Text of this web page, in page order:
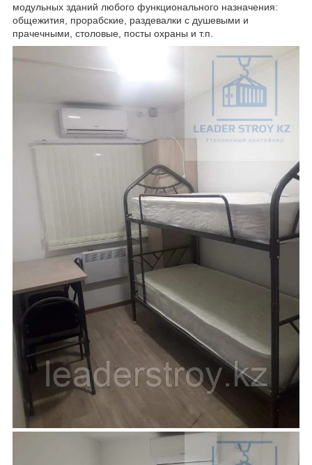
модульных зданий любого функционального назначения:
общежития, прорабские, раздевалки с душевыми и
прачечными, столовые, посты охраны и т.п.